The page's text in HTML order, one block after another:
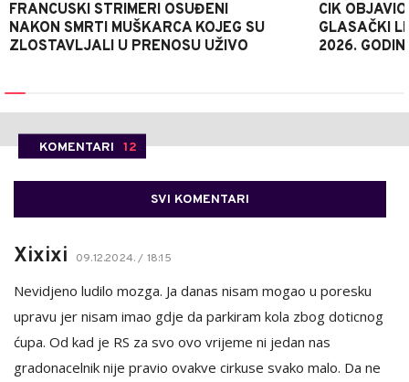
FRANCUSKI STRIMERI OSUĐENI
NAKON SMRTI MUŠKARCA KOJEG SU
ZLOSTAVLJALI U PRENOSU UŽIVO
CIK
GLASAČKI
2026.
KOMENTARI 12
SVI KOMENTARI
Xixixi 09.12.2024. / 18:15
Nevidjeno ludilo mozga. Ja danas nisam mogao u poresku
upravu jer nisam imao gdje da parkiram kola zbog doticnog
ćupa. Od kad je RS za svo ovo vrijeme ni jedan nas
gradonacelnik nije pravio ovakve cirkuse svako malo. Da ne